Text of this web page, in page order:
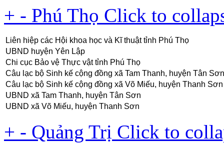
+ - Phú Thọ Click to
Liên hiệp các Hội khoa học và Kĩ thuật tỉnh Phú Thọ
UBND huyện Yên Lập
Chi cục Bảo vệ Thực vật tỉnh Phú Thọ
Câu lạc bộ Sinh kế cộng đồng xã Tam Thanh, huyện Tân Sơn
Câu lạc bộ Sinh kế cộng đồng xã Võ Miếu, huyện Thanh Sơn
UBND xã Tam Thanh, huyện Tân Sơn
UBND xã Võ Miếu, huyện Thanh Sơn
+ - Quảng Trị Click to